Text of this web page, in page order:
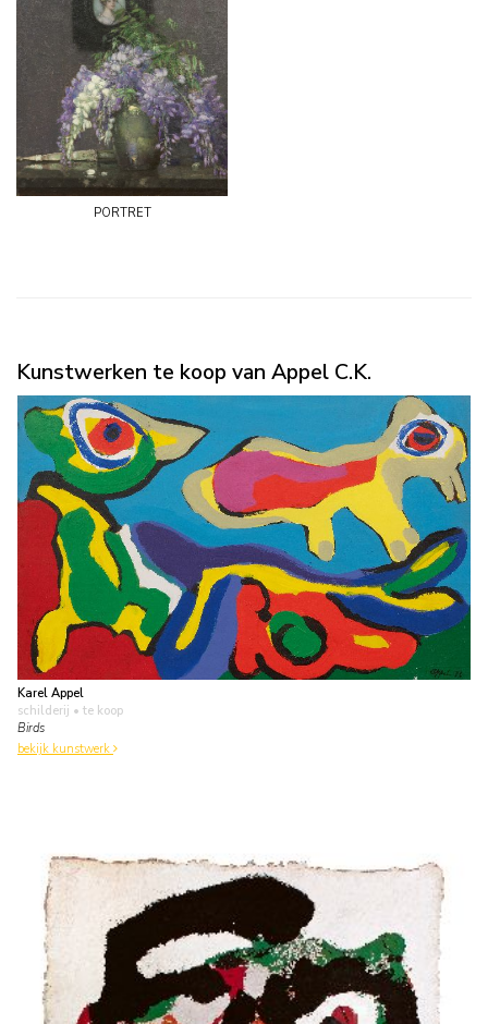
portret
Kunstwerken te koop van Appel C.K.
Karel Appel
schilderij • te koop
Birds
bekijk kunstwerk